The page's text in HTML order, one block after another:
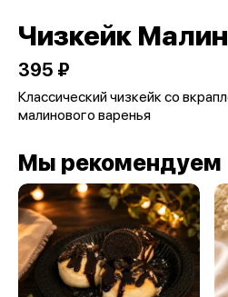
Чизкейк
395 ₽
Классический чизкейк со
малинового варенья
Мы рекомендуем